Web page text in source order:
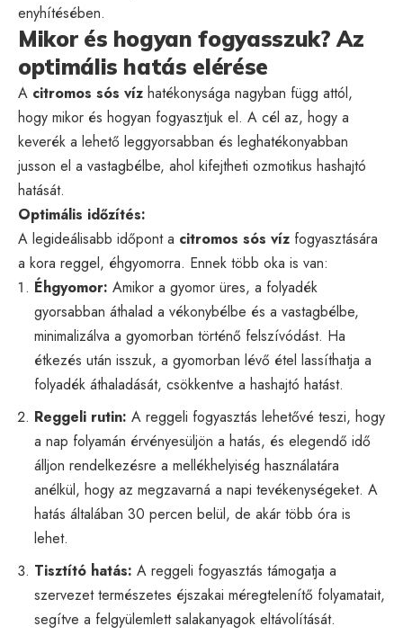
enyhítésében.
Mikor és hogyan fogyasszuk? Az
optimális hatás elérése
A citromos sós víz hatékonysága nagyban függ attól,
hogy mikor és hogyan fogyasztjuk el. A cél az, hogy a
keverék a lehető leggyorsabban és leghatékonyabban
jusson el a vastagbélbe, ahol kifejtheti ozmotikus hashajtó
hatását.
Optimális időzítés:
A legideálisabb időpont a citromos sós víz fogyasztására
a kora reggel, éhgyomorra. Ennek több oka is van:
Éhgyomor: Amikor a gyomor üres, a folyadék
gyorsabban áthalad a vékonybélbe és a vastagbélbe,
minimalizálva a gyomorban történő felszívódást. Ha
étkezés után isszuk, a gyomorban lévő étel lassíthatja a
folyadék áthaladását, csökkentve a hashajtó hatást.
Reggeli rutin: A reggeli fogyasztás lehetővé teszi, hogy
a nap folyamán érvényesüljön a hatás, és elegendő idő
álljon rendelkezésre a mellékhelyiség használatára
anélkül, hogy az megzavarná a napi tevékenységeket. A
hatás általában 30 percen belül, de akár több óra is
lehet.
Tisztító hatás: A reggeli fogyasztás támogatja a
szervezet természetes éjszakai méregtelenítő folyamatait,
segítve a felgyülemlett salakanyagok eltávolítását.